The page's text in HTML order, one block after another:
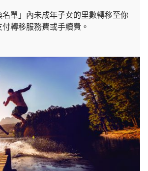
單」內未成年子女的里數轉移至你
轉移服務費或手續費。